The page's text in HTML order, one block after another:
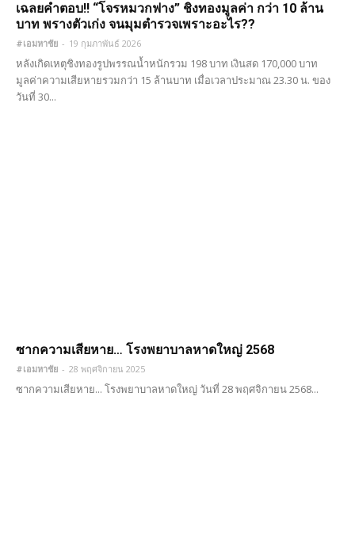
เฉลยคำตอบ!! “โจรหมวกฟาง” ชิงทองมูลค่า กว่า 10 ล้าน
บาท พรางตัวเก่ง จนมุมตํารวจเพราะอะไร??
#เอมหาชัย - 19 กุมภาพันธ์ 2026
หลังเกิดเหตุชิงทองรูปพรรณน้ำหนักรวม 198 บาท เงินสด 170,000 บาท
มูลค่าความเสียหายรวมกว่า 15 ล้านบาท เมื่อเวลาประมาณ 23.30 น. ของ
วันที่ 30...
ซากความเสียหาย… โรงพยาบาลหาดใหญ่ 2568
#เอมหาชัย - 28 พฤศจิกายน 2025
ซากความเสียหาย... โรงพยาบาลหาดใหญ่ วันที่ 28 พฤศจิกายน 2568...